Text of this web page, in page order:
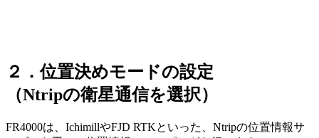
２．位置決めモードの設定
（Ntripの衛星通信を選択）
FR4000は、IchimillやFJD RTKといった、Ntripの位置情報サ